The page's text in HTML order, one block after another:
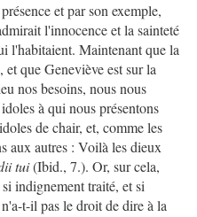
et par son exemple,
l'innocence et la sainteté
l'habitaient. Maintenant que la
que Geneviève est sur la
nos besoins, nous nous
à qui nous présentons
de chair, et, comme les
aux autres : Voilà les dieux
tui(Ibid., 7.). Or, sur cela,
indignement traité, et si
t-il pas le droit de dire à la